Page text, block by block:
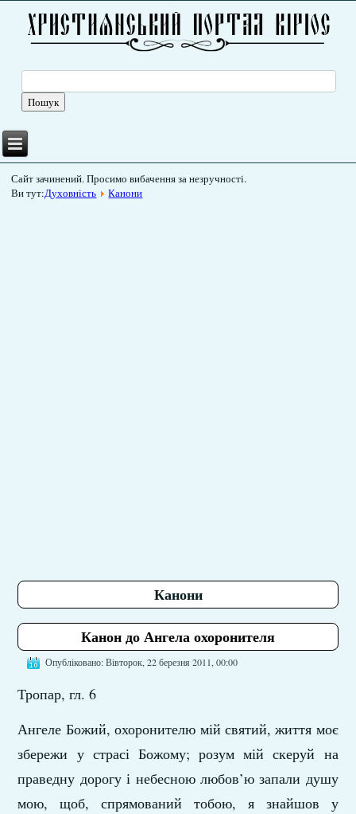
Сайт зачинений. Просимо вибачення за незручності.
Ви тут:Духовність Канони
Канони
Канон до Ангела охоронителя
Опубліковано: Вівторок, 22 березня 2011, 00:00
Тропар, гл. 6
Ангеле Божий, охоронителю мій святий, життя моє
збережи у страсі Божому; розум мій скеруй на
праведну дорогу і небесною любов’ю запали душу
мою, щоб, спрямований тобою, я знайшов у